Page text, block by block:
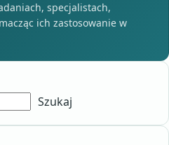
specjalistach,
ich zastosowanie w
Szukaj